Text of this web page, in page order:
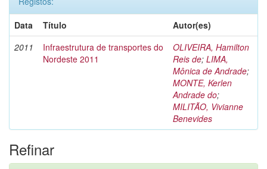
Data
Título
Autor(es)
2011
Infraestrutura de transportes do
Nordeste 2011
OLIVEIRA, Hamilton
Reis de; LIMA,
Mônica de Andrade;
MONTE, Kerlen
Andrade do;
MILITÃO, Vivianne
Benevides
Refinar